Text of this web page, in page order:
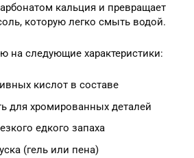
кальция и превращает
которую легко смыть водой.
на следующие характеристики:
кислот в составе
для хромированных деталей
едкого запаха
(гель или пена)